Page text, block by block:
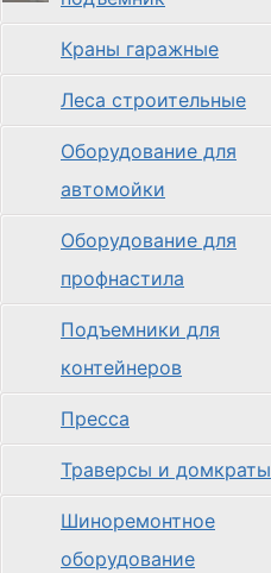
Краны гаражные
Леса строительные
Оборудование для
автомойки
Оборудование для
профнастила
Подъемники для
контейнеров
Пресса
Траверсы и домкраты
Шиноремонтное
оборудование